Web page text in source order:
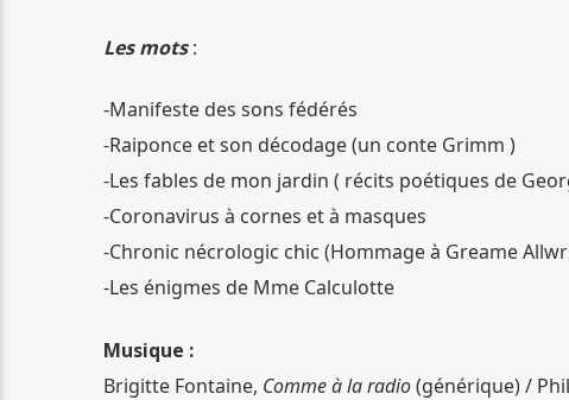
Les mots:
-Manifeste des sons fédérés
-Raiponce et son décodage (un conte Grimm )
-Les fables de mon jardin ( récits poétiques de
-Coronavirus à cornes et à masques
-Chronic nécrologic chic (Hommage à Greame
-Les énigmes de Mme Calculotte
Musique :
Brigitte Fontaine, Comme à la radio(générique) /